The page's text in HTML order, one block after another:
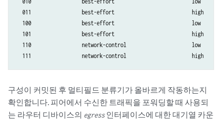
  011                 best-effort                          high
  100                 best-effort                          low
  101                 best-effort                          high
  110                 network-control                      low
구성이 커밋된 후 멀티필드 분류기가 올바르게 작동하는지
확인합니다. 피어에서 수신한 트래픽을 포워딩할 때 사용되
는 라우터 디바이스의 egress인터페이스에 대한 대기열 카운